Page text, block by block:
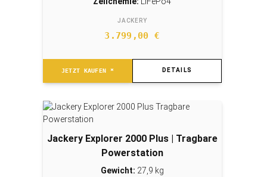
JACKERY
3.799,00 €
JETZT KAUFEN * DETAILS
Jackery Explorer 2000 Plus | Tragbare
Powerstation
Gewicht: 27,9 kg